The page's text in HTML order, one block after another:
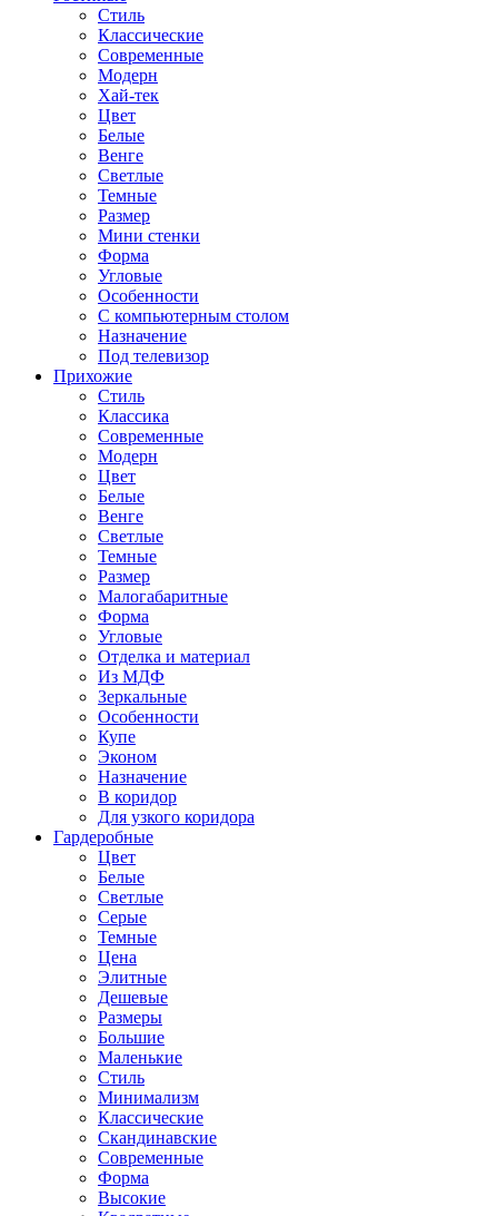
Стиль
Классические
Современные
Модерн
Хай-тек
Цвет
Белые
Венге
Светлые
Темные
Размер
Мини стенки
Форма
Угловые
Особенности
С компьютерным столом
Назначение
Под телевизор
Прихожие
Стиль
Классика
Современные
Модерн
Цвет
Белые
Венге
Светлые
Темные
Размер
Малогабаритные
Форма
Угловые
Отделка и материал
Из МДФ
Зеркальные
Особенности
Купе
Эконом
Назначение
В коридор
Для узкого коридора
Гардеробные
Цвет
Белые
Светлые
Серые
Темные
Цена
Элитные
Дешевые
Размеры
Большие
Маленькие
Стиль
Минимализм
Классические
Скандинавские
Современные
Форма
Высокие